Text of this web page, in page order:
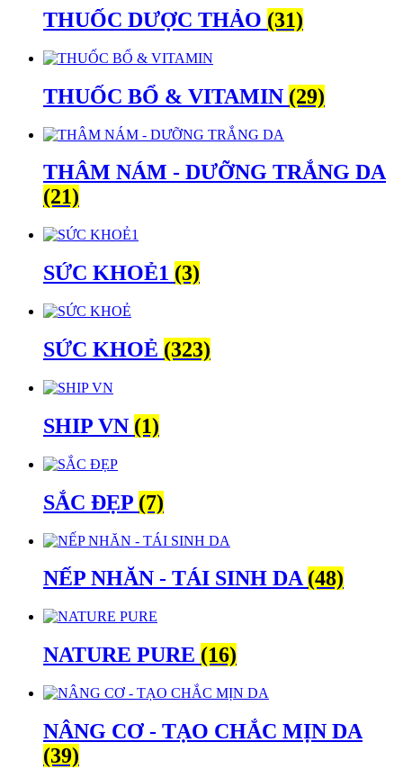
THUỐC DƯỢC THẢO (31)
THUỐC BỔ & VITAMIN (29)
THÂM NÁM - DƯỠNG TRẮNG DA
(21)
SỨC KHOẺ1 (3)
SỨC KHOẺ (323)
SHIP VN (1)
SẮC ĐẸP (7)
NẾP NHĂN - TÁI SINH DA(48)
NATURE PURE (16)
NÂNG CƠ - TẠO CHẮC MỊN DA
(39)